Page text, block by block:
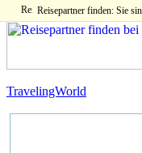
Reisepartner finden: Sie
TravelingWorld